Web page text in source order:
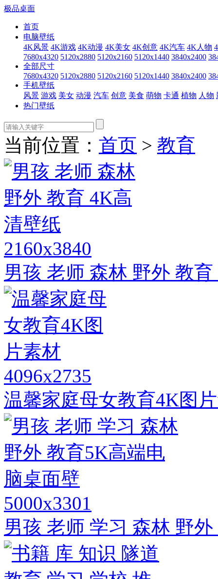
极品桌面
首页
电脑壁纸
4K风景 4K游戏 4K动漫 4K美女 4K创意 4K汽车 4K人物
7680x4320 5120x2880 5120x2160 5120x1440 3840x2400
全部尺寸
7680x4320 5120x2880 5120x2160 5120x1440 3840x2400
手机壁纸
风景 游戏 美女 动漫 汽车 创意 美食 萌物 卡通 植物 人物
热门壁纸
当前位置： 首页 > 教育
2160x3840
男孩 老师 森林 野外 教
4096x2735
温馨家庭母女教育4K图
5000x3301
男孩 老师 学习 森林 野